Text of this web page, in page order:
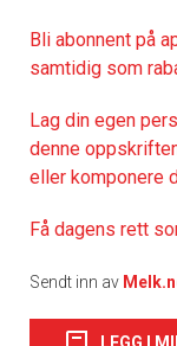
Bli abonnent på
samtidig som
Lag din egen
denne
eller komponere
Få dagens rett
Sendt inn av